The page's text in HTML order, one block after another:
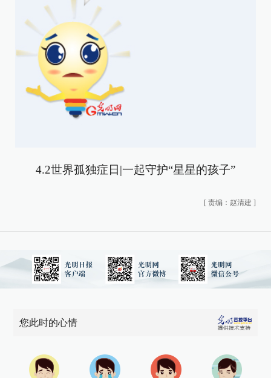
4.2世界孤独症日|一起守护“星星的孩子”
[ 责编：赵清建 ]
您此时的心情